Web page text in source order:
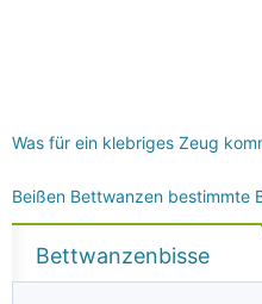
Was für ein klebriges Zeug
Beißen Bettwanzen bestimmte
Bettwanzenbisse